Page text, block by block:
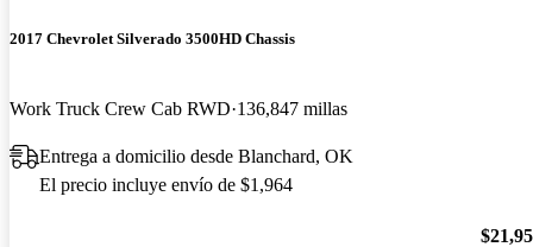
2017 Chevrolet Silverado 3500HD Chassis
Work Truck Crew Cab RWD 136,847 millas
Entrega a domicilio desde Blanchard, OK
El precio incluye envío de $1,964